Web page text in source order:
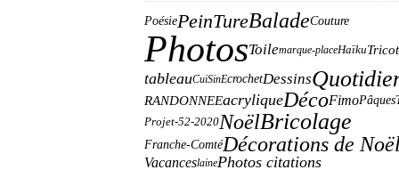
PoésiePeinTureBaladeCouture
PhotosToilemarque-placeHaïkuTricot
tableauCuiSinEcrochetDessins
RANDONNEEacryliqueDécoFimoPâques
Projet-52-2020NoëlBricolage
Franche-ComtéDécorations de Noël
VacanceslainePhotos citations